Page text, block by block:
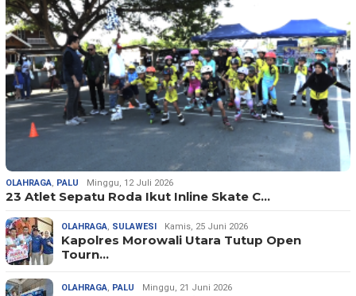
OLAHRAGA, PALU Minggu, 12 Juli 2026
23 Atlet Sepatu Roda Ikut Inline Skate C…
OLAHRAGA, SULAWESI Kamis, 25 Juni 2026
Kapolres Morowali Utara Tutup Open
Tourn…
OLAHRAGA, PALU Minggu, 21 Juni 2026